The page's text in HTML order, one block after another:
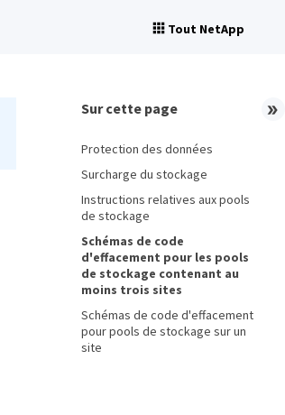
Tout NetApp
Sur cette page
Protection des données
Surcharge du stockage
Instructions relatives aux pools
de stockage
Schémas de code
d'effacement pour les pools
de stockage contenant au
moins trois sites
Schémas de code d'effacement
pour pools de stockage sur un
site